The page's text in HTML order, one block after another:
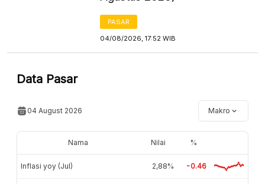
PASAR
04/08/2026, 17:52 WIB
Data Pasar
04 August 2026 Makro
Nama Nilai %
Inflasi yoy (Jul) 2,88% -0.46